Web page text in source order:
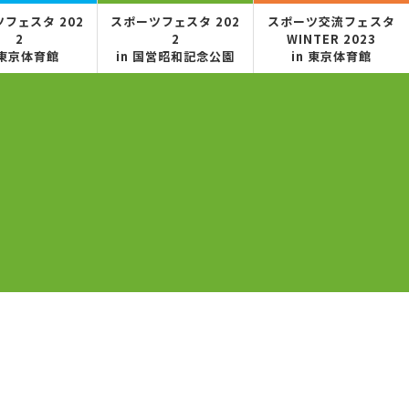
フェスタ 202
2
京体育館
スポーツフェスタ 202
2
in 国営昭和記念公園
スポーツ交流フェスタ
WINTER 2023
in 東京体育館